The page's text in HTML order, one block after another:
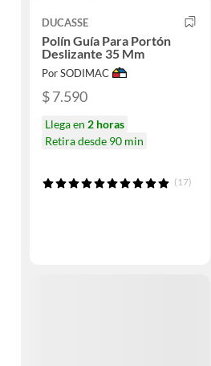
DUCASSE
Polín Guía Para Portón
Deslizante 35 Mm
Por SODIMAC
$ 7.590
Llega en 2 horas
Retira desde 90 min
(17)